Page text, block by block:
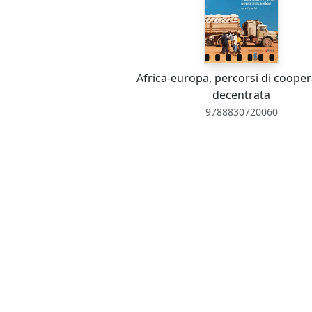
Africa-europa, percorsi di
decentrata
9788830720060